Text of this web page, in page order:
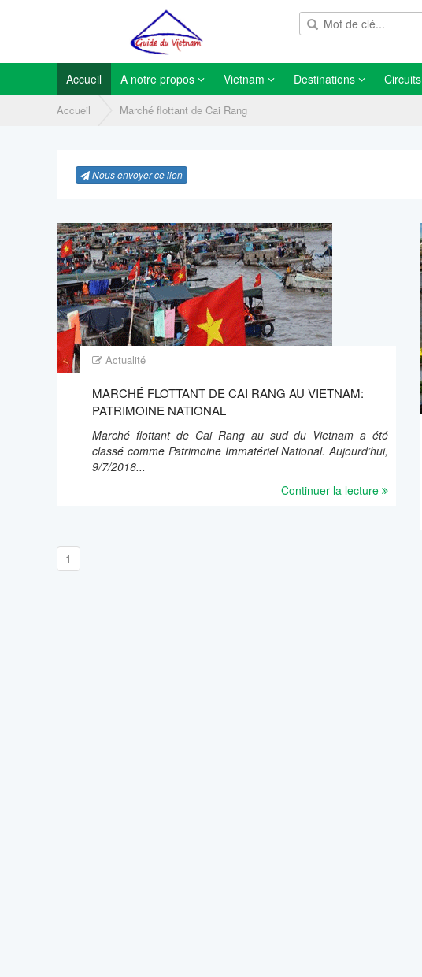
Accueil A notre propos Vietnam Destinations Circuits
Accueil Marché flottant de Cai Rang
Nous envoyer ce lien
Actualité
MARCHÉ FLOTTANT DE CAI RANG AU VIETNAM:
PATRIMOINE NATIONAL
Marché flottant de Cai Rang au sud du Vietnam a été
classé comme Patrimoine Immatériel National. Aujourd’hui,
9/7/2016...
Continuer la lecture
1